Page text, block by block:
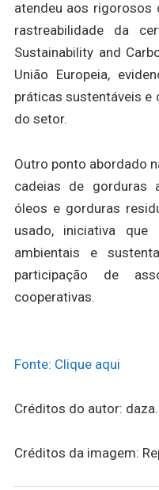
atendeu aos rigorosos
rastreabilidade da
Sustainability and
União Europeia,
práticas sustentáveis e
do setor.
Outro ponto abordado
cadeias de gorduras
óleos e gorduras
usado, iniciativa que
ambientais e
participação de
cooperativas.
Fonte: Clique aqui
Créditos do autor:
Créditos da imagem: